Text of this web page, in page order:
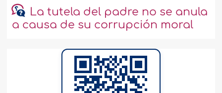
La tutela del padre no se anula
a causa de su corrupción moral